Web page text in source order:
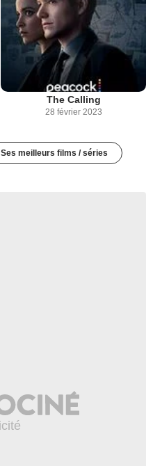
The Calling
28 février 2023
Ses meilleurs films / séries